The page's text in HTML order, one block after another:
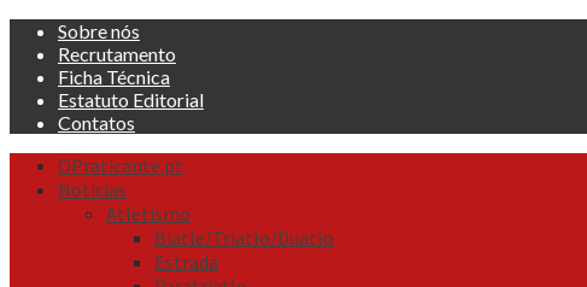
Skip
content
Sobre nós
Recrutamento
Ficha Técnica
Estatuto Editorial
Contatos
Primary
Menu
OPraticante.pt
Noticias
Atletismo
Biatle/Triatlo/Duatlo
Estrada